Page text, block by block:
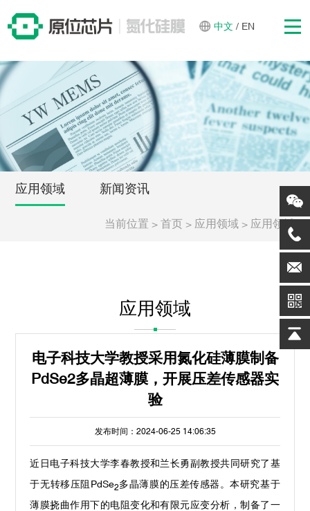
中文 / EN
应用领域 新闻资讯
当前位置 > 首页> 应用领域 > 应用领域
应用领域
电子科技大学教授采用氮化硅薄膜制备
PdSe2多晶超薄膜，开展压差传感器实
验
发布时间：2024-06-25 14:06:35
近日电子科技大学李春教授和兰长勇副教授共同研究了基
于无转移压阻 PdSe2多晶薄膜的压差传感器。本研究基于
薄膜挠曲作用下的电阻变化和有限元应变分析，制备了一